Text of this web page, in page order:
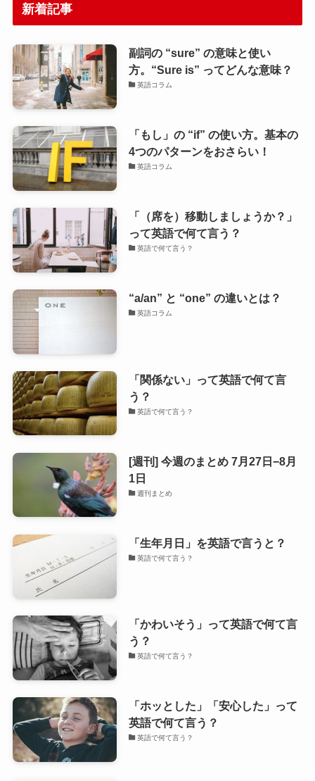
新着記事
副詞の “sure” の意味と使い
方。“Sure is” ってどんな意味？
英語コラム
「もし」の “if” の使い方。基本の
4つのパターンをおさらい！
英語コラム
「（席を）移動しましょうか？」
って英語で何て言う？
英語で何て言う？
“a/an” と “one” の違いとは？
英語コラム
「関係ない」って英語で何て言
う？
英語で何て言う？
[週刊] 今週のまとめ 7月27日−8月
1日
週刊まとめ
「生年月日」を英語で言うと？
英語で何て言う？
「かわいそう」って英語で何て言
う？
英語で何て言う？
「ホッとした」「安心した」って
英語で何て言う？
英語で何て言う？